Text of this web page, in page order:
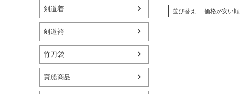
剣道着
剣道袴
竹刀袋
寶船商品
並び替え 価格が安い順